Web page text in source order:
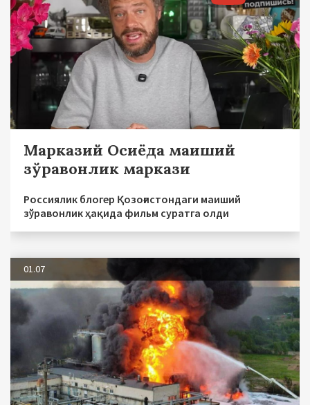
Марказий Осиёда маиший
зўравонлик маркази
Россиялик блогер Қозоғистондаги маиший
зўравонлик ҳақида фильм суратга олди
01.07